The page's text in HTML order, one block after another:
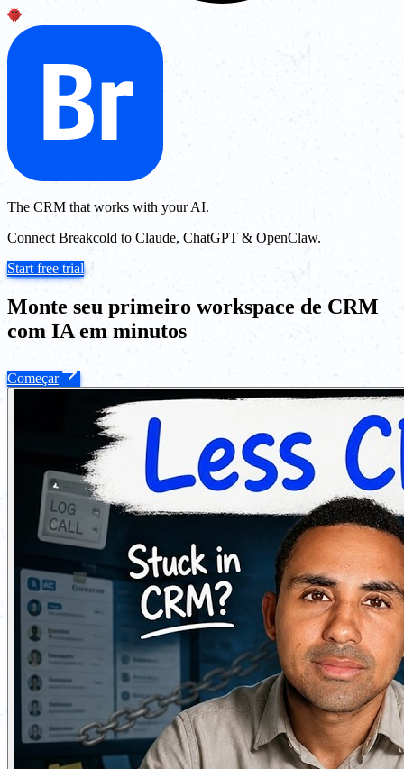
The CRM that works with your AI.
Connect Breakcold to Claude, ChatGPT & OpenClaw.
Start free trial
Monte seu primeiro workspace de CRM
com IA em minutos
Começar